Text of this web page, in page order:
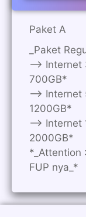
Paket A
_Paket
—> Internet
700GB*
—> Internet
1200GB*
—> Internet
2000GB*
*_Attention
FUP nya_*